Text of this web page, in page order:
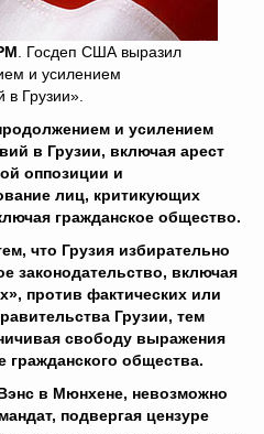
. Госдеп США выразил
и усилением
в Грузии».
и усилением
в Грузии, включая арест
оппозиции и
лиц, критикующих
гражданское общество.
что Грузия избирательно
законодательство, включая
против фактических или
Грузии, тем
свободу выражения
общества.
в Мюнхене, невозможно
подвергая цензуре